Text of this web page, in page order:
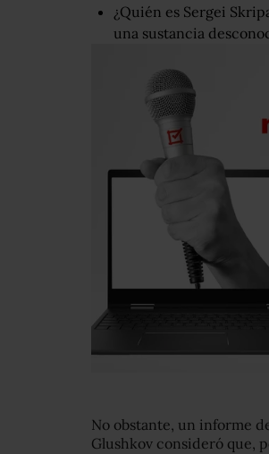
¿Quién es Sergei
una sustancia
No obstante, un informe
Glushkov consideró que,